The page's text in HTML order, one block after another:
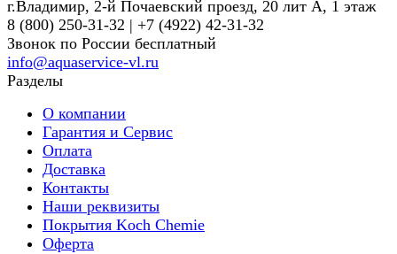
г.Владимир, 2-й Почаевский проезд, 20 лит А, 1 этаж
8 (800) 250-31-32 | +7 (4922) 42-31-32
Звонок по России бесплатный
info@aquaservice-vl.ru
Разделы
О компании
Гарантия и Сервис
Оплата
Доставка
Контакты
Наши реквизиты
Покрытия Koch Chemie
Оферта